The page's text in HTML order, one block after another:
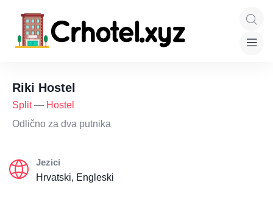
Riki Hostel
Split— Hostel
Odlično za dva putnika
Jezici
Hrvatski, Engleski